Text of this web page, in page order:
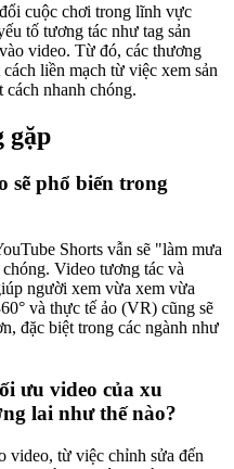
cuộc chơi trong lĩnh vực
tố tương tác như tag sản
video. Từ đó, các thương
liền mạch từ việc xem sản
cách nhanh chóng.
gặp
sẽ phổ biến trong
Shorts vẫn sẽ "làm mưa
Video tương tác và
người xem vừa xem vừa
và thực tế ảo (VR) cũng sẽ
đặc biệt trong các ngành như
ưu video của xu
lai như thế nào?
video, từ việc chỉnh sửa đến